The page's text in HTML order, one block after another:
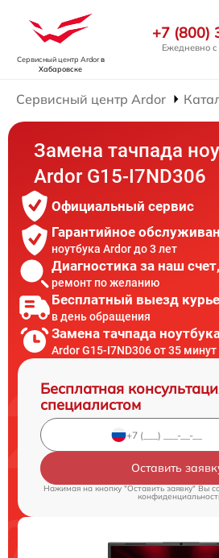
Сервисный центр Ardorв
Хабаровске
+7 (800)
Ежедневно
Сервисный центр Ardor
Замена тачпада
Ardor G15-I7ND306
Официальный сервис
Гарантийное
ноутбука Ardor до 3 лет
Диагностика за наш счет,
ремонт по желанию
Бесплатный выезд
в день обращения
Замена тачпада
Ardor G15-I7ND306 от 35 минут
Бесплатная
специалистом
Оставить
Нажимая на кнопку "Оставить заявку" Вы